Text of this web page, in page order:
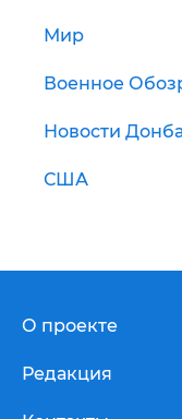
Мир
Военное
Новости
США
О проекте
Редакция